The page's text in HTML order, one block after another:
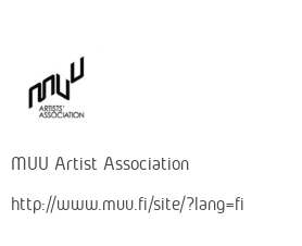
MUU Artist Association
http://www.muu.fi/site/?lang=fi